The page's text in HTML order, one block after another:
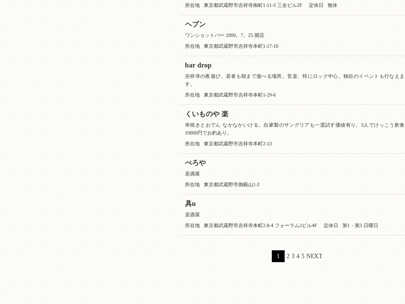
所在地
東京都武蔵野市吉祥寺南町1-11-3 三全ビル2F 定休日 無休
ヘブン
ワンショットバー 2000。7。25 開店
所在地
東京都武蔵野市吉祥寺本町1-17-10
bar drop
吉祥寺の夜遊び。若者も朝まで遊べる場所。音楽、特にロック中心。独自のイベントも行なえま
す。
所在地
東京都武蔵野市吉祥寺本町1-29-6
くいものや 楽
串焼きとおでん なかなかいける。自家製のサングリアも一度試す価値有り。3人でけっこう飲食
10000円でお釣あり。
所在地
東京都武蔵野市吉祥寺本町2-13
べろや
居酒屋
所在地
東京都武蔵野市御殿山1-3
具u
居酒屋
所在地
東京都武蔵野市吉祥寺本町2-8-4 フォーラム2ビル4F 定休日 第1・第3 日曜日
1 2 3 4 5 NEXT